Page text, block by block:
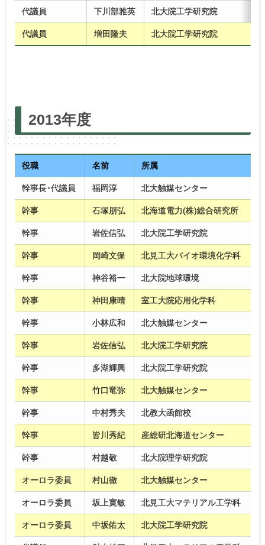
代議員 下川部雅英 北大院工学研究院
代議員 増田隆夫 北大院工学研究院
2021年度 2020年度
2017年度 2016年度 2015年度
2013年度 2012年度 2011年度
2013年度
役職 名前 所属
幹事長･代議員 福岡淳 北大触媒センター
幹事 石塚朋弘 北海道電力(株)総合研究所
幹事 岩佐信弘 北大院工学研究院
幹事 岡崎文保 北見工大バイオ環境化学科
幹事 神谷裕一 北大院地球環境
幹事 神田康晴 室工大院応用化学科
幹事 小林広和 北大触媒センター
幹事 岩佐信弘 北大院工学研究院
幹事 多湖輝興 北大院工学研究院
幹事 竹口竜弥 北大触媒センター
幹事 中村秀夫 北教大函館校
幹事 皆川秀紀 産総研北海道センター
幹事 村越敬 北大院理学研究院
オーロラ委員 村山徹 北大触媒センター
オーロラ委員 坂上寛敏 北見工大マテリアル工学科
オーロラ委員 中坂佑太 北大院工学研究院